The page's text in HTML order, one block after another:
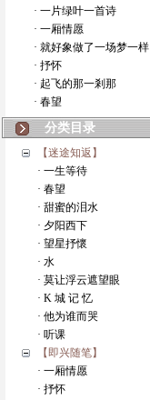
· 一片绿叶一首诗
· 一厢情愿
· 就好象做了一场梦一样
· 抒怀
· 起飞的那一剎那
· 春望
分类目录
【迷途知返】
· 一生等待
· 春望
· 甜蜜的泪水
· 夕阳西下
· 望星抒懷
· 水
· 莫让浮云遮望眼
· K 城 记 忆
· 他为谁而哭
· 听课
【即兴随笔】
· 一厢情愿
· 抒怀